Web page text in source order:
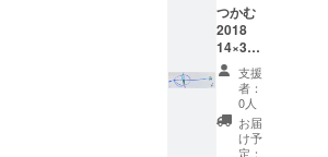
つかむ
2018
14×38c
m パネ
ルに
紙 ア
クリ
ル、イ
ンク、
支援
者：
0人
お届
け予
定：